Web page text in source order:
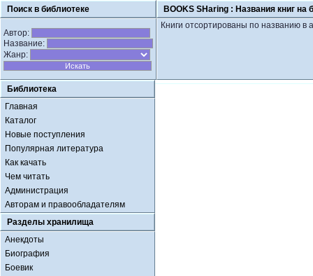
Поиск в библиотеке BOOKS SHaring : Названия книг на
Автор:
Название:
Жанр:
Книги отсортированы по названию в
Библиотека
Главная
Каталог
Новые поступления
Популярная литература
Как качать
Чем читать
Администрация
Авторам и правообладателям
Разделы хранилища
Анекдоты
Биография
Боевик